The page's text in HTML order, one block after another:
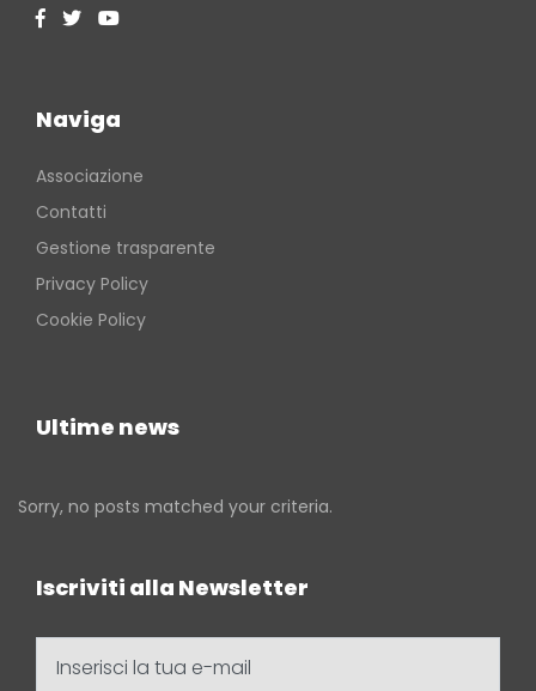
Naviga
Associazione
Contatti
Gestione trasparente
Privacy Policy
Cookie Policy
Ultime news
Sorry, no posts matched your criteria.
Iscriviti alla Newsletter